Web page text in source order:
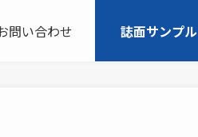
問い合わせ 誌面サンプル